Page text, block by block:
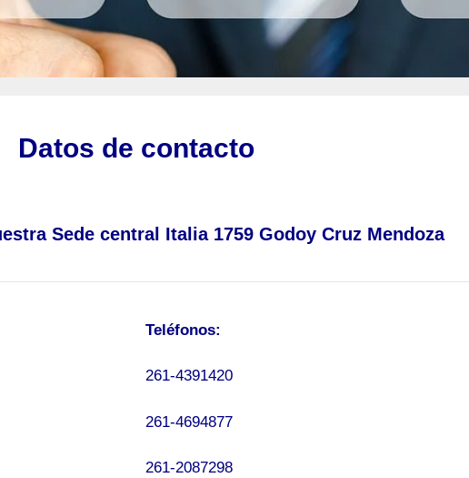
Datos de contacto
Sede central Italia 1759 Godoy Cruz Mendoza
Teléfonos:
261-4391420
261-4694877
261-2087298